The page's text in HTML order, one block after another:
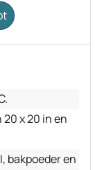
x 20 in en
bakpoeder en